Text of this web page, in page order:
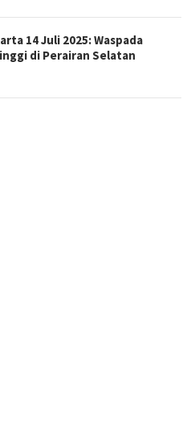
14 Juli 2025: Waspada
di Perairan Selatan